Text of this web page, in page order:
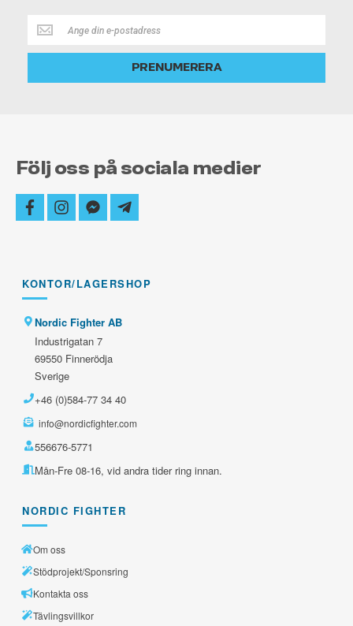
Håll
dig
alltid
PRENUMERERA
Följ oss på sociala medier
facebookinstagram
facebook-
messenger
telegram-
plane
KONTOR/LAGERSHOP
Nordic Fighter AB
Industrigatan 7
69550 Finnerödja
Sverige
+46 (0)584-77 34 40
info@nordicfighter.com
556676-5771
Mån-Fre 08-16, vid andra tider ring innan.
NORDIC FIGHTER
Om oss
Stödprojekt/Sponsring
Kontakta oss
Tävlingsvillkor